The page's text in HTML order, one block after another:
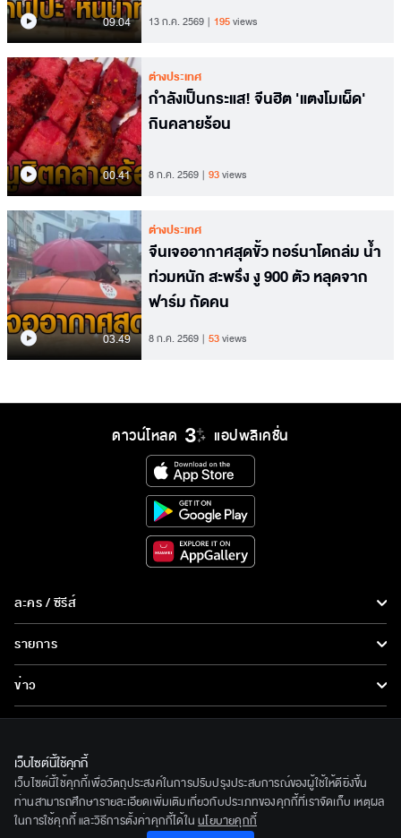
09.04 13 ก.ค. 2569 195views
00.41
ต่างประเทศ
กำลังเป็นกระแส! จีนฮิต 'แตงโมเผ็ด'
กินคลายร้อน
8 ก.ค. 2569 93views
03.49
ต่างประเทศ
จีนเจออากาศสุดขั้ว ทอร์นาโดถล่ม น้ำ
ท่วมหนัก สะพรึง งู 900 ตัว หลุดจาก
ฟาร์ม กัดคน
8 ก.ค. 2569 53views
ดาวน์โหลด แอปพลิเคชั่น
ละคร / ซีรีส์
ซีรีส์นานาชาติ
การ์ตูน & เกม
รายการ
ข่าว
ข่าวประชาสัมพันธ์
ทีวีออนไลน์
เกี่ยวกับเรา
BEC World
รู้จักเรา
ติดตามเราได้ที่
เว็บไซต์นี้ใช้คุกกี้
เว็บไซต์นี้ใช้คุกกี้เพื่อวัตถุประสงค์ในการปรับปรุงประสบการณ์ของผู้ใช้ให้ดียิ่งขึ้น
ท่านสามารถศึกษารายละเอียดเพิ่มเติมเกี่ยวกับประเภทของคุกกี้ที่เราจัดเก็บ เหตุผล
ในการใช้คุกกี้ และวิธีการตั้งค่าคุกกี้ได้ใน นโยบายคุกกี้